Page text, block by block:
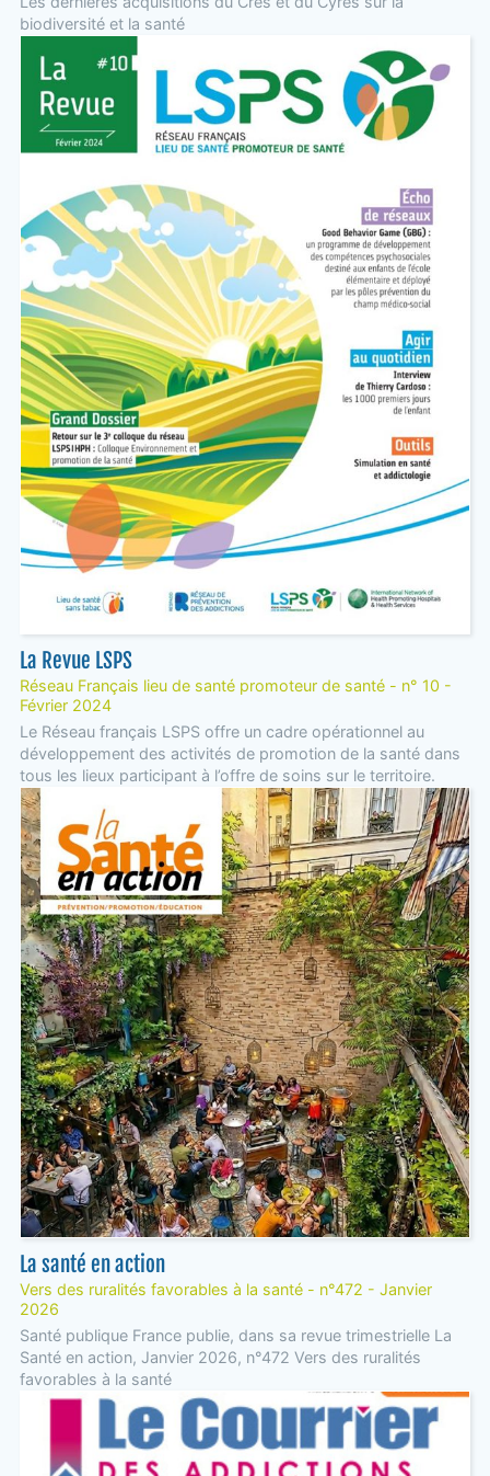
biodiversité et la santé
La Revue LSPS
Réseau Français lieu de santé promoteur de santé - n° 10 -
Février 2024
Le Réseau français LSPS offre un cadre opérationnel au
développement des activités de promotion de la santé dans
tous les lieux participant à l’offre de soins sur le territoire.
La santé en action
Vers des ruralités favorables à la santé - n°472 - Janvier
2026
Santé publique France publie, dans sa revue trimestrielle La
Santé en action, Janvier 2026, n°472 Vers des ruralités
favorables à la santé